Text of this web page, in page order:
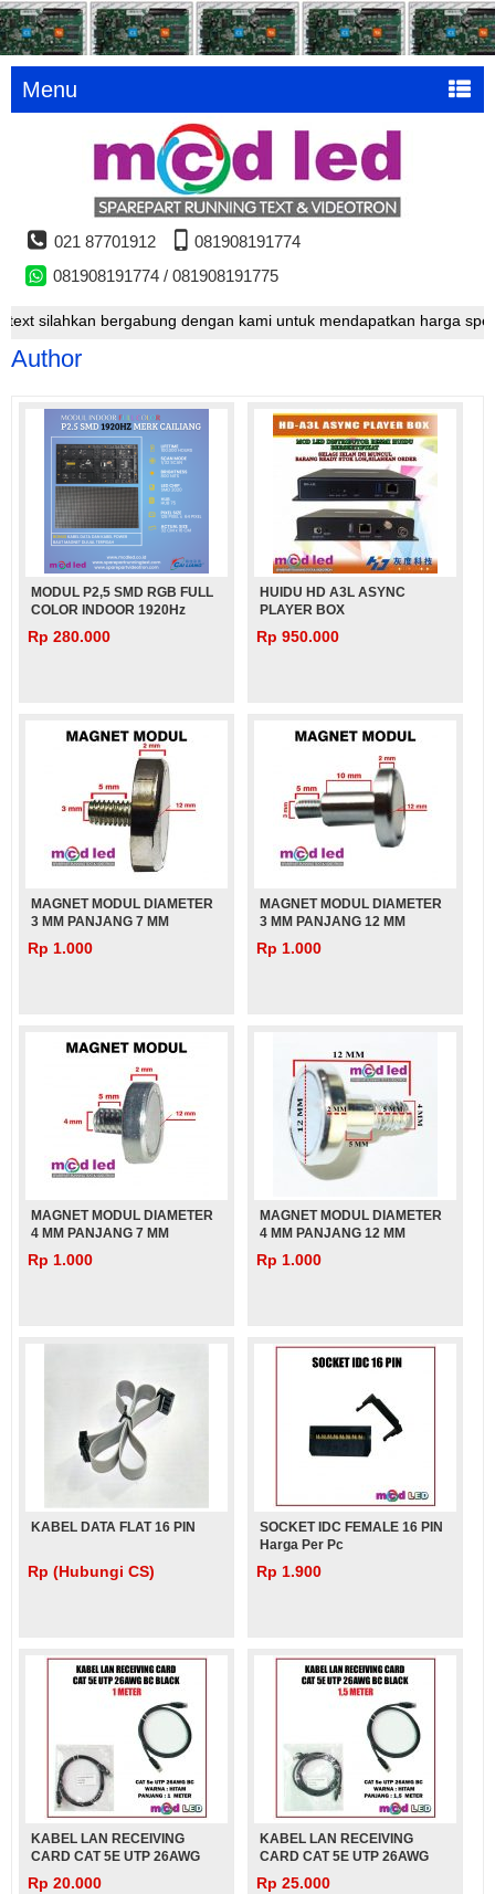
Menu
021 87701912
081908191774
081908191774 / 081908191775
bergabung dengan kami untuk mendapatkan harga special
Author
MODUL P2,5 SMD RGB FULL
COLOR INDOOR 1920Hz
CAILIANG
Rp 280.000
HUIDU HD A3L ASYNC
PLAYER BOX
Rp 950.000
MAGNET MODUL DIAMETER
3 MM PANJANG 7 MM
(PENDEK)
Rp 1.000
MAGNET MODUL DIAMETER
3 MM PANJANG 12 MM
(PANJANG)
Rp 1.000
MAGNET MODUL DIAMETER
4 MM PANJANG 7 MM
(PENDEK)
Rp 1.000
MAGNET MODUL DIAMETER
4 MM PANJANG 12 MM
(PANJANG)
Rp 1.000
KABEL DATA FLAT 16 PIN
Rp (Hubungi CS)
SOCKET IDC FEMALE 16 PIN
Harga Per Pc
Rp 1.900
KABEL LAN RECEIVING
CARD CAT 5E UTP 26AWG
BC BLACK 1 METER
Rp 20.000
KABEL LAN RECEIVING
CARD CAT 5E UTP 26AWG
BC BLACK 1,5 METER
Rp 25.000